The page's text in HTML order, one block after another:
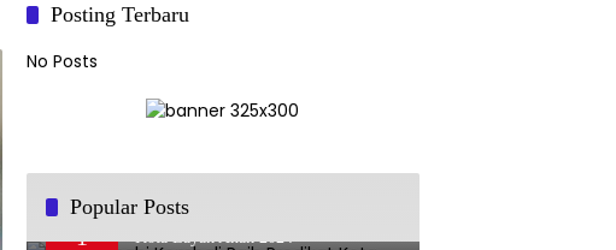
Posting Terbaru
No Posts
Popular Posts
1
Kota Cimahi Kembali Raih Predikat
Kota Layak Anak 2024